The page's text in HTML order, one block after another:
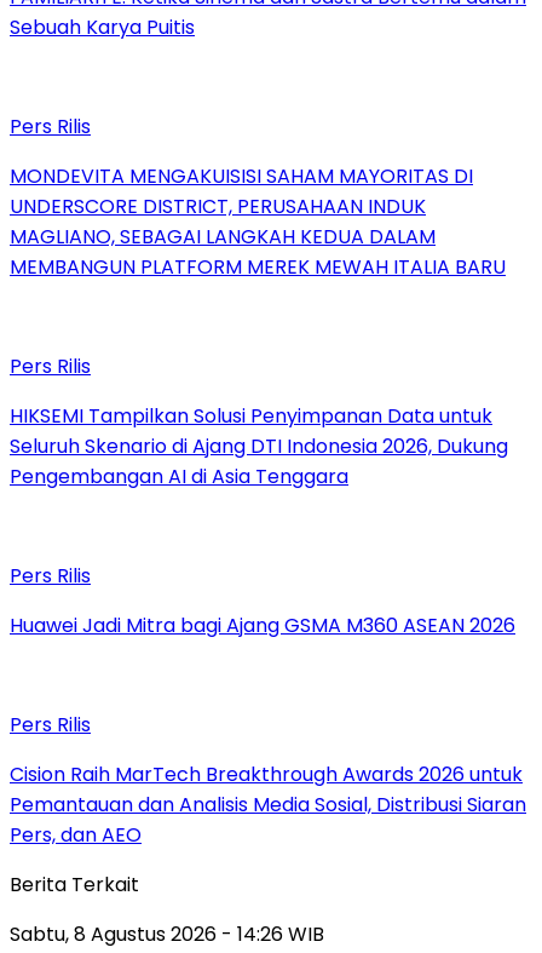
Sebuah Karya Puitis
Pers Rilis
MONDEVITA MENGAKUISISI SAHAM MAYORITAS DI
UNDERSCORE DISTRICT, PERUSAHAAN INDUK
MAGLIANO, SEBAGAI LANGKAH KEDUA DALAM
MEMBANGUN PLATFORM MEREK MEWAH ITALIA BARU
Pers Rilis
HIKSEMI Tampilkan Solusi Penyimpanan Data untuk
Seluruh Skenario di Ajang DTI Indonesia 2026, Dukung
Pengembangan AI di Asia Tenggara
Pers Rilis
Huawei Jadi Mitra bagi Ajang GSMA M360 ASEAN 2026
Pers Rilis
Cision Raih MarTech Breakthrough Awards 2026 untuk
Pemantauan dan Analisis Media Sosial, Distribusi Siaran
Pers, dan AEO
Berita Terkait
Sabtu, 8 Agustus 2026 - 14:26 WIB